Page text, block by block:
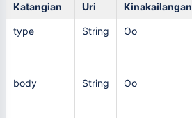
Katangian Uri Kinakailangan
type String Oo
body String Oo